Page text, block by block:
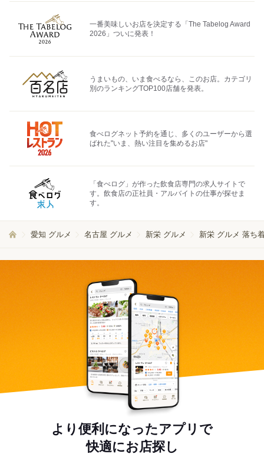
一番美味しいお店を決定する「The Tabelog Award
2026」ついに発表！
うまいもの、いま食べるなら、このお店。カテゴリ
別のランキングTOP100店舗を発表。
食べログネット予約を通じ、多くのユーザーから選
ばれた"いま、熱い注目を集めるお店"
「食べログ」が作った飲食店専門の求人サイトで
す。飲食店の正社員・アルバイトの仕事が探せま
す。
愛知 グルメ 名古屋 グルメ 新栄 グルメ 新栄 グルメ 落ち
より便利になったアプリで
快適にお店探し